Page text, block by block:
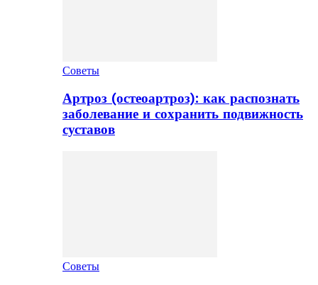
Советы
Артроз (остеоартроз): как распознать
заболевание и сохранить подвижность
суставов
Советы